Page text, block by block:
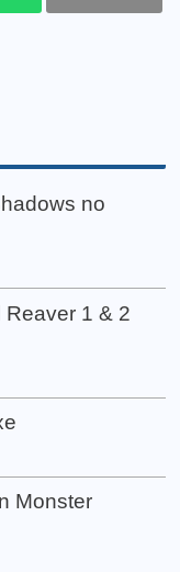
no
1 & 2
Monster